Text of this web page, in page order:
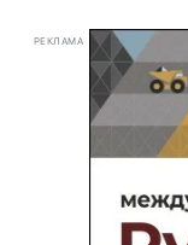
РЕКЛАМА